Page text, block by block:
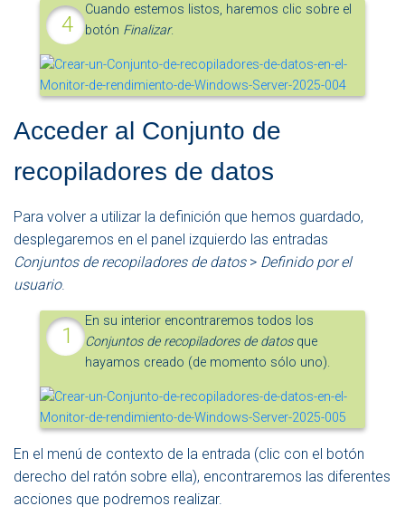
Cuando estemos listos, haremos clic sobre el
botón Finalizar.
Acceder al Conjunto de
recopiladores de datos
Para volver a utilizar la definición que hemos guardado,
desplegaremos en el panel izquierdo las entradas
Conjuntos de recopiladores de datos> Definido por el
usuario.
En su interior encontraremos todos los
Conjuntos de recopiladores de datosque
hayamos creado (de momento sólo uno).
En el menú de contexto de la entrada (clic con el botón
derecho del ratón sobre ella), encontraremos las diferentes
acciones que podremos realizar.